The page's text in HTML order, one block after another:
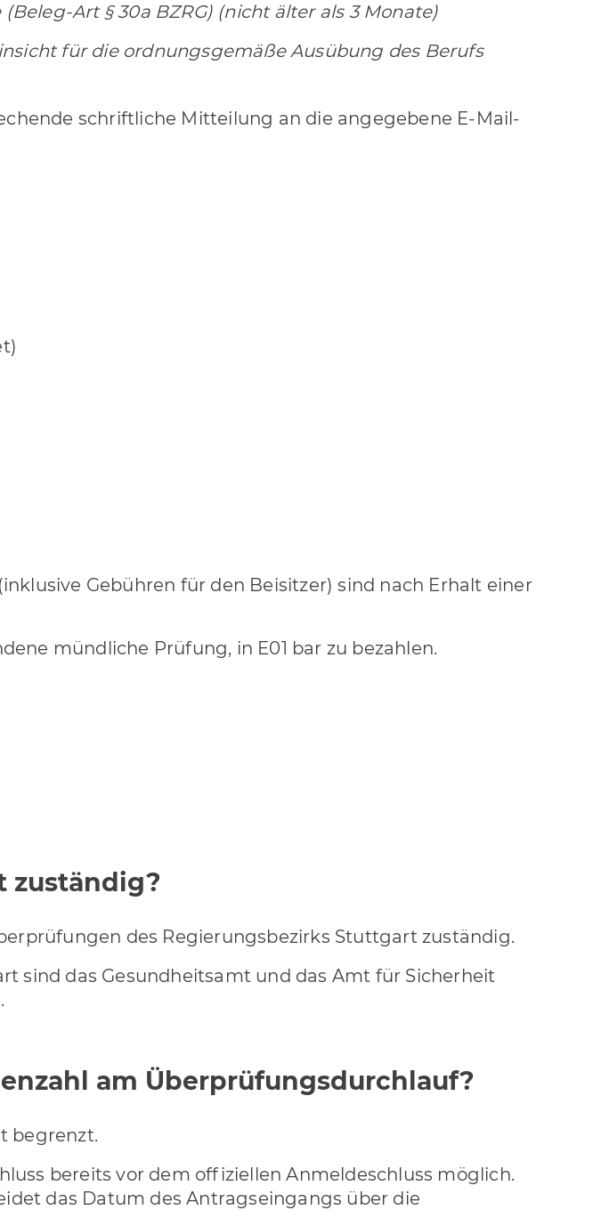
Art § 30a BZRG) (nicht älter als 3 Monate)
für die ordnungsgemäße Ausübung des Berufs
schriftliche Mitteilung an die angegebene E-Mail-
Gebühren für den Beisitzer) sind nach Erhalt einer
mündliche Prüfung, in E01 bar zu bezahlen.
zuständig?
des Regierungsbezirks Stuttgart zuständig.
sind das Gesundheitsamt und das Amt für Sicherheit
am Überprüfungsdurchlauf?
begrenzt.
bereits vor dem offiziellen Anmeldeschluss möglich.
das Datum des Antragseingangs über die